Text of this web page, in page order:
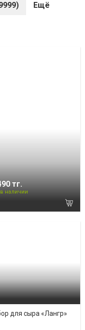
Ещё
тг.
в наличии
для сыра «Лангр»